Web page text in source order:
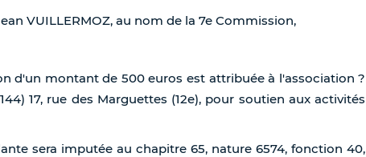
VUILLERMOZ, au nom de la 7e Commission,
d'un montant de 500 euros est attribuée à l'association ?
17, rue des Marguettes (12e), pour soutien aux activités
sera imputée au chapitre 65, nature 6574, fonction 40,